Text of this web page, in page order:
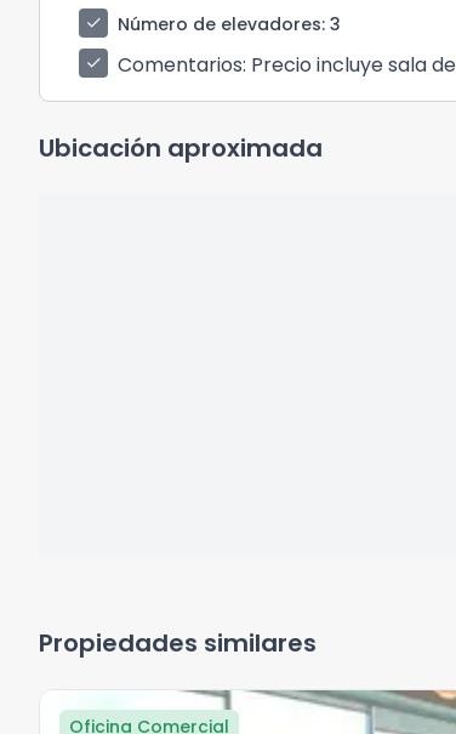
check
Número de elevadores: 3
check
Comentarios: Precio incluye sala
Ubicación aproximada
Propiedades similares
Oficina Comercial